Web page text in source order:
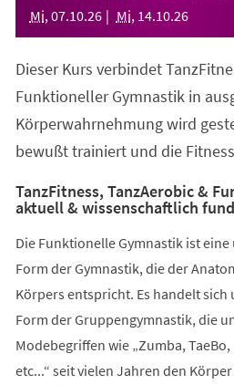
Mi, 07.10.26 Mi, 14.10.26
Dieser Kurs verbindet
Funktioneller Gymnastik in
Körperwahrnehmung wird
bewußt trainiert und die
TanzFitness, TanzAerobic &
aktuell & wissenschaftlich
Die Funktionelle Gymnastik ist
Form der Gymnastik, die der
Körpers entspricht. Es handelt
Form der Gruppengymnastik, die
Modebegriffen wie „Zumba,
etc...“ seit vielen Jahren den